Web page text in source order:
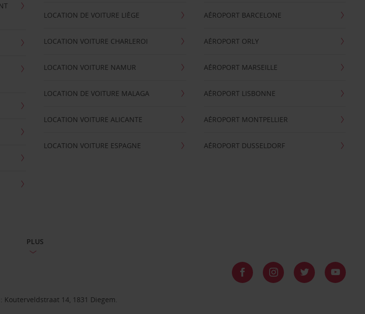
LOCATION DE VOITURE LIÈGE
LOCATION VOITURE CHARLEROI
LOCATION VOITURE NAMUR
LOCATION DE VOITURE MALAGA
LOCATION VOITURE ALICANTE
LOCATION VOITURE ESPAGNE
AÉROPORT BARCELONE
AÉROPORT ORLY
AÉROPORT MARSEILLE
AÉROPORT LISBONNE
AÉROPORT MONTPELLIER
AÉROPORT DUSSELDORF
PLUS
Kouterveldstraat 14, 1831 Diegem.